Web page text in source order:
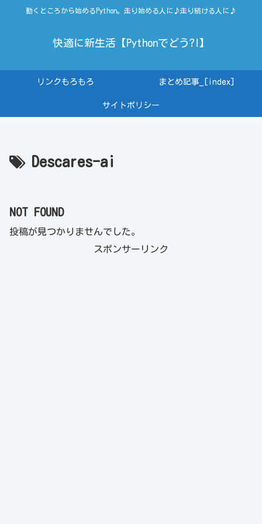
動くところから始めるPython。走り始める人に♪走り続ける人に♪
快適に新生活【Pythonでどう?!】
リンクもろもろ まとめ記事_[index]
サイトポリシー
Descares-ai
NOT FOUND
投稿が見つかりませんでした。
スポンサーリンク